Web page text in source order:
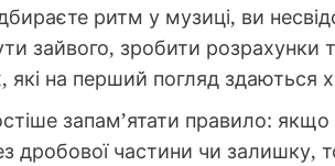
ритм у музиці, ви
зайвого, зробити розрахунки
які на перший погляд здаються
запам’ятати правило:
дробової частини чи залишку,